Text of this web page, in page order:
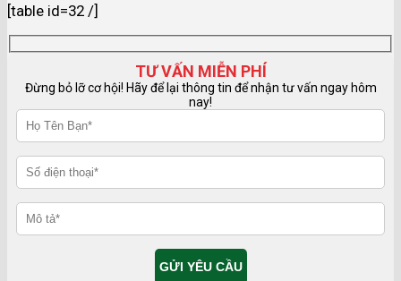
[table id=32 /]
TƯ VẤN MIỄN PHÍ
Đừng bỏ lỡ cơ hội! Hãy để lại thông tin để nhận tư vấn ngay hôm
nay!